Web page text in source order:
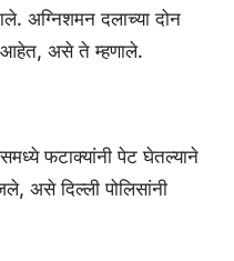
अग्निशमन दलाच्या दोन
आहेत, असे ते म्हणाले.
फटाक्यांनी पेट घेतल्याने
असे दिल्ली पोलिसांनी